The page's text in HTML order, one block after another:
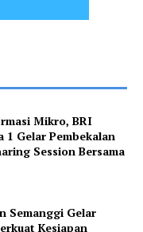
Mikro, BRI
1 Gelar Pembekalan
Session Bersama
Semanggi Gelar
Kesiapan